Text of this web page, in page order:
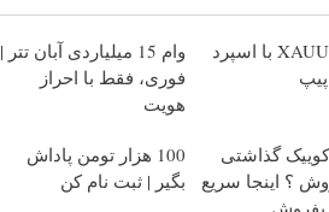
ترید XAUUSD با اسپرد
وام 15 میلیاردی آبان تتر |
فوری، فقط با احراز
هویت
گذاشتی
؟ اینجا سریع
بفروش
100 هزار تومن پاداش
بگیر | ثبت نام کن